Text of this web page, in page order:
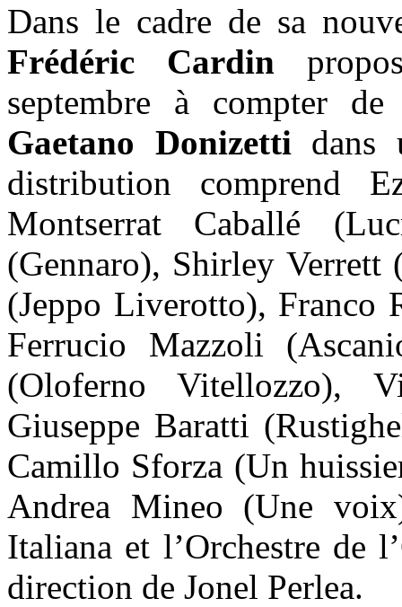
Dans le cadre de sa
Frédéric Cardin
septembre à compter
Gaetano Donizetti dans
distribution comprend
Montserrat Caballé
(Gennaro), Shirley
(Jeppo Liverotto), Franco
Ferrucio Mazzoli
(Oloferno Vitellozzo),
Giuseppe Baratti
Camillo Sforza (Un
Andrea Mineo (Une
Italiana et l’Orchestre de
direction de Jonel Perlea.